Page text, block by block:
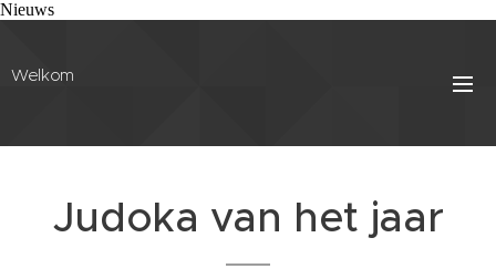
Nieuws
Welkom
Judoka van het jaar